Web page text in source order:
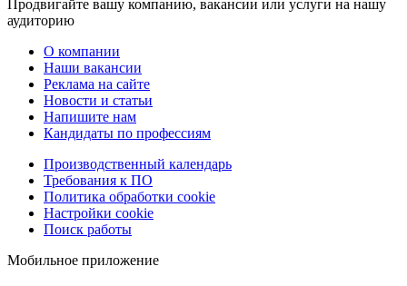
Продвигайте вашу компанию, вакансии или услуги на нашу
аудиторию
О компании
Наши вакансии
Реклама на сайте
Новости и статьи
Напишите нам
Кандидаты по профессиям
Производственный календарь
Требования к ПО
Политика обработки cookie
Настройки cookie
Поиск работы
Мобильное приложение